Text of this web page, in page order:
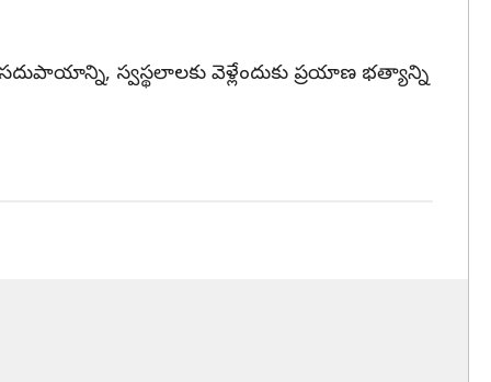
స్వస్థలాలకు వెళ్లేందుకు ప్రయాణ భత్యాన్ని